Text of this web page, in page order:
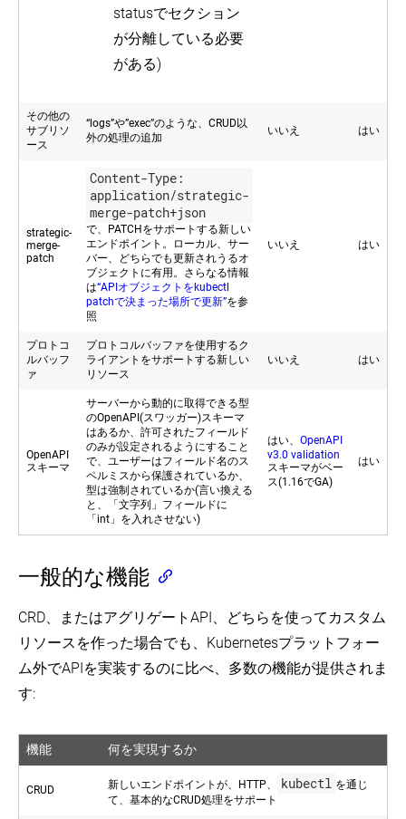
statusでセクション
が分離している必要
がある)
その他の
サブリソ
ース
“logs”や”exec”のような、CRUD以
外の処理の追加
いいえ はい
strategic-
merge-
patch
Content-Type:
application/strategic-
merge-patch+json
で、PATCHをサポートする新しい
エンドポイント。ローカル、サー
バー、どちらでも更新されうるオ
ブジェクトに有用。さらなる情報
は“APIオブジェクトをkubectl
patchで決まった場所で更新”を参
照
いいえ はい
プロトコ
ルバッフ
ァ
プロトコルバッファを使用するク
ライアントをサポートする新しい
リソース
いいえ はい
OpenAPI
スキーマ
サーバーから動的に取得できる型
のOpenAPI(スワッガー)スキーマ
はあるか、許可されたフィールド
のみが設定されるようにすること
で、ユーザーはフィールド名のス
ペルミスから保護されているか、
型は強制されているか(言い換える
と、「文字列」フィールドに
「int」を入れさせない)
はい、 OpenAPI
v3.0 validation
スキーマがベー
ス(1.16でGA)
はい
一般的な機能
CRD、またはアグリゲートAPI、どちらを使ってカスタム
リソースを作った場合でも、Kubernetesプラットフォー
ム外でAPIを実装するのに比べ、多数の機能が提供されま
す:
機能 何を実現するか
CRUD 新しいエンドポイントが、HTTP、 kubectl を通じ
て、基本的なCRUD処理をサポート